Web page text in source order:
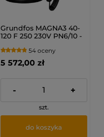
Grundfos MAGNA3 40-
120 F 250 230V PN6/10 -
9792427054 oceny
5 572,00 zł
- +
szt.
do koszyka